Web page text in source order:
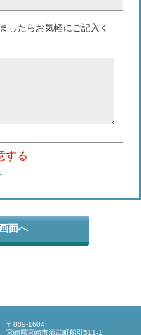
したらお気軽にご記入く
する
〒889-1604
宮崎県宮崎市清武町船引511-1